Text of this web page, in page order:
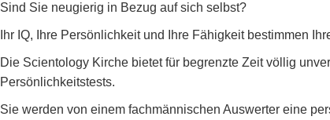
Innerhalb einer Scientology Kirche
Die Grundprinzipien der Scientology
Eine Einführung in die Dianetik
Sind Sie neugierig in Bezug auf sich selbst?
Ihr IQ, Ihre Persönlichkeit und Ihre Fähigkeit bestimmen
Die Scientology Kirche bietet für begrenzte Zeit völlig
Persönlichkeitstests.
Sie werden von einem fachmännischen Auswerter eine